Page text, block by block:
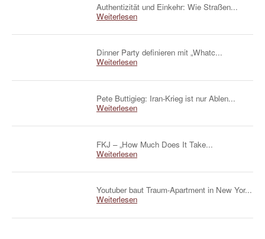
Authentizität und Einkehr: Wie Straßen...
Weiterlesen
Dinner Party definieren mit „Whatc...
Weiterlesen
Pete Buttigieg: Iran-Krieg ist nur Ablen...
Weiterlesen
FKJ – „How Much Does It Take...
Weiterlesen
Youtuber baut Traum-Apartment in New Yor...
Weiterlesen